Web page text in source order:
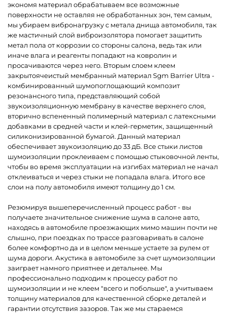
экономя материал обрабатываем все возможные
поверхности не оставляя не обработанных зон, тем самым,
мы убираем вибронагрузку с метала днища автомобиля, так
же мастичный слой виброизолятора помогает защитить
метал пола от коррозии со стороны салона, ведь так или
иначе влага и реагенты попадают на ковролин и
просачиваются через него. Вторым слоем клеем
закрытоячеистый мембранный материал Sgm Barrier Ultra -
комбинированный шумопоглощающий композит
резонансного типа, представляющий собой
звукоизоляционную мембрану в качестве верхнего слоя,
вторично вспененный полимерный материал с латексными
добавками в средней части и клей-герметик, защищенный
силиконизированной бумагой. Данный материал
обеспечивает звукоизоляцию до 33 дБ. Все стыки листов
шумоизоляции проклеиваем с помощью стыковочной ленты,
чтобы во время эксплуатации на изгибах материал не начал
отклеиваться и через стыки не попадала влага. Итого все
слои на полу автомобиля имеют толщину до 1 см.
Резюмируя вышеперечисленный процесс работ - вы
получаете значительное снижение шума в салоне авто,
находясь в автомобиле проезжающих мимо машин почти не
слышно, при поездках по трассе разговаривать в салоне
более комфортно да и в целом меньше устаете за рулем от
шума дороги. Акустика в автомобиле за счет шумоизоляции
заиграет намного приятнее и детальнее. Мы
профессионально подходим к процессу работ по
шумоизоляции и не клеем "всего и побольше", а учитываем
толщину материалов для качественной сборке деталей и
гарантии отсутствия зазоров. Так же мы стараемся